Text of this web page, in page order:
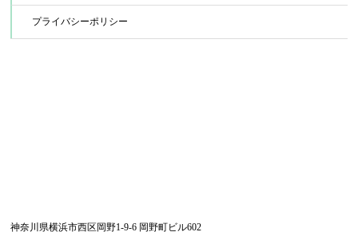
プライバシーポリシー
神奈川県横浜市西区岡野1-9-6 岡野町ビル602